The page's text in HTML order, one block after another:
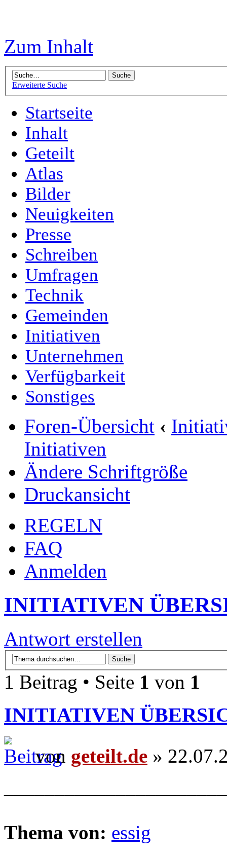
Zum Inhalt
Erweiterte Suche
Startseite
Inhalt
Geteilt
Atlas
Bilder
Neuigkeiten
Presse
Schreiben
Umfragen
Technik
Gemeinden
Initiativen
Unternehmen
Verfügbarkeit
Sonstiges
Foren-Übersicht ‹
Initiativen
Ändere Schriftgröße
Druckansicht
REGELN
FAQ
Anmelden
INITIATIVEN
Antwort erstellen
1 Beitrag • Seite 1 von 1
INITIATIVEN
von geteilt.de »
Thema von: essig